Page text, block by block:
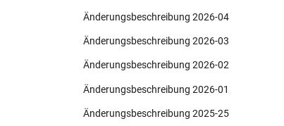
Änderungsbeschreibung 2026-04
Änderungsbeschreibung 2026-03
Änderungsbeschreibung 2026-02
Änderungsbeschreibung 2026-01
Änderungsbeschreibung 2025-25